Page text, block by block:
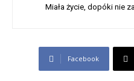
Miała życie, dopóki nie
Facebook